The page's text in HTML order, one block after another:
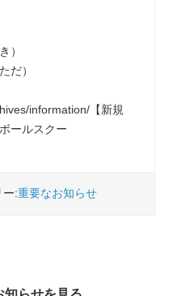
）
だ）
information/【新規
ールスクー
ー:重要なお知らせ